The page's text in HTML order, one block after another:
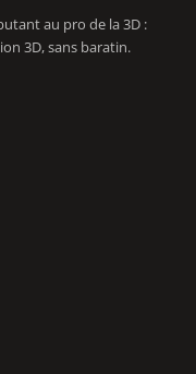
au pro de la 3D :
3D, sans baratin.